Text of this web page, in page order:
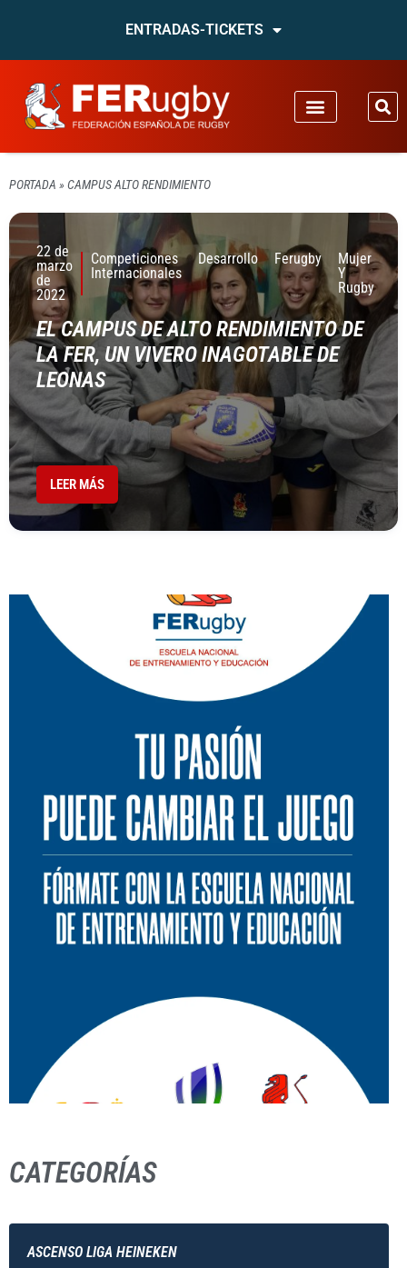
ENTRADAS-TICKETS
PORTADA » CAMPUS ALTO RENDIMIENTO
22 de
marzo
de
2022
Competiciones
Internacionales
Desarrollo Ferugby
Mujer
Y
Rugby
EL CAMPUS DE ALTO RENDIMIENTO DE
LA FER, UN VIVERO INAGOTABLE DE
LEONAS
LEER MÁS
CATEGORÍAS
ASCENSO LIGA HEINEKEN